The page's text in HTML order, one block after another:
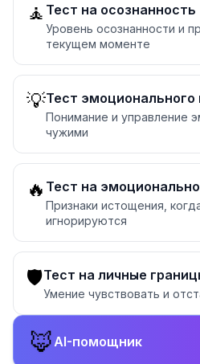
🧘 Тест на осознанность
Уровень осознанности и
текущем моменте
💡Тест эмоционального
Понимание и управление
чужими
🔥 Тест на
Признаки истощения,
игнорируются
🛡️Тест на личные
Умение чувствовать и
🦊AI-помощник